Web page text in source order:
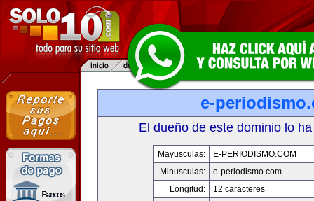
e-
El dueño de este dominio lo
Mayusculas:
E-PERIODISMO.COM
Minusculas:
e-periodismo.com
Longitud:
12 caracteres